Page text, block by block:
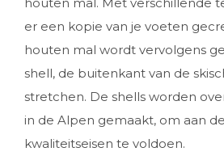
er een kopie van je voeten
houten mal wordt vervolgens
shell, de buitenkant van de
stretchen. De shells worden
in de Alpen gemaakt, om aan
kwaliteitseisen te voldoen.